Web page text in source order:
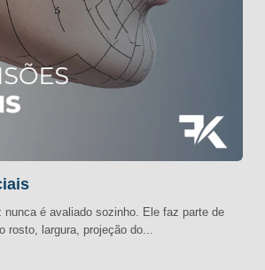
nunca é avaliado sozinho. Ele faz parte de
rosto, largura, projeção do...